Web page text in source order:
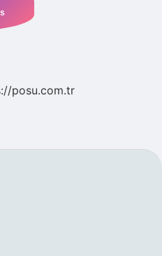
posu.com.tr